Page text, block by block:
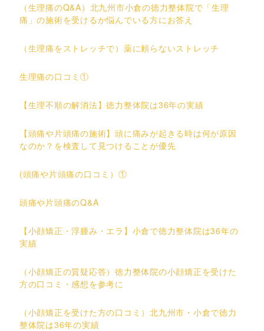
（生理痛のQ&A）北九州市小倉の徳力整体院で「生理
痛」の施術を受けるか悩んでいる方にお答え
（生理痛をストレッチで）薬に頼らないストレッチ
生理痛の口コミ①
【生理不順の解消法】徳力整体院は36年の実績
【頭痛や片頭痛の施術】頭に痛みが起きる時は何が原因
なのか？を検査して見つけることが優先
(頭痛や片頭痛の口コミ）①
頭痛や片頭痛のQ&A
【小顔矯正・浮腫み・エラ】小倉で徳力整体院は36年の
実績
（小顔矯正の質疑応答）徳力整体院の小顔矯正を受けた
方の口コミ・感想を参考に
（小顔矯正を受けた方の口コミ）北九州市・小倉で徳力
整体院は36年の実績